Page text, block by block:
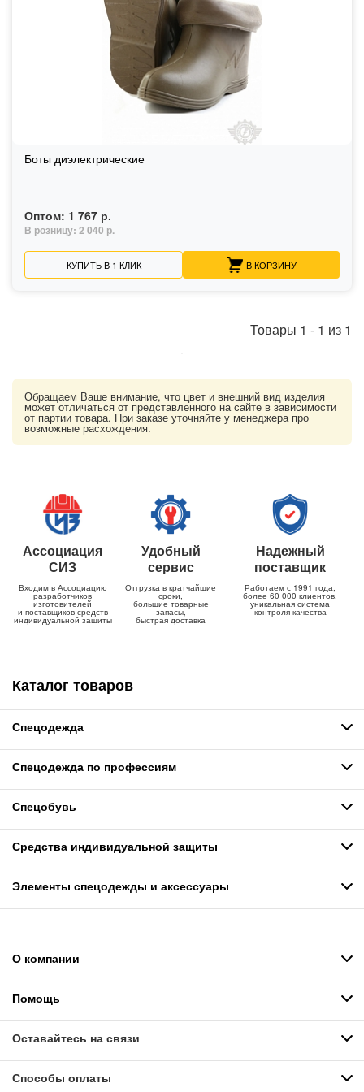
Боты диэлектрические
Оптом: 1 767 р.
В розницу: 2 040 р.
КУПИТЬ В 1 КЛИК В КОРЗИНУ
Товары 1 - 1 из 1
Обращаем Ваше внимание, что цвет и внешний вид изделия
может отличаться от представленного на сайте в зависимости
от партии товара. При заказе уточняйте у менеджера про
возможные расхождения.
Ассоциация
СИЗ
Входим в Ассоциацию
разработчиков
изготовителей
и поставщиков средств
индивидуальной защиты
Удобный
сервис
Отгрузка в кратчайшие
сроки,
большие товарные
запасы,
быстрая доставка
Надежный
поставщик
Работаем с 1991 года,
более 60 000 клиентов,
уникальная система
контроля качества
Каталог товаров
Спецодежда
Спецодежда по профессиям
Спецобувь
Средства индивидуальной защиты
Элементы спецодежды и аксессуары
О компании
Помощь
Оставайтесь на связи
Способы оплаты